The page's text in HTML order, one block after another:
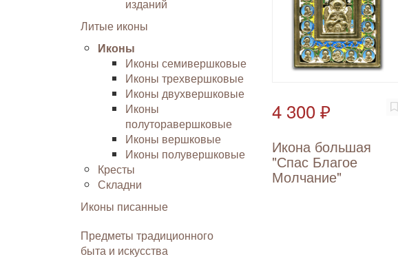
изданий
Литые иконы
Иконы
Иконы семивершковые
Иконы трехвершковые
Иконы двухвершковые
Иконы
полуторавершковые
Иконы вершковые
Иконы полувершковые
Кресты
Складни
Иконы писанные
Предметы традиционного
быта и искусства
4 300 ₽
Икона большая
"Спас Благое
Молчание"